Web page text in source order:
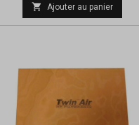
base
 Ajouter au panier